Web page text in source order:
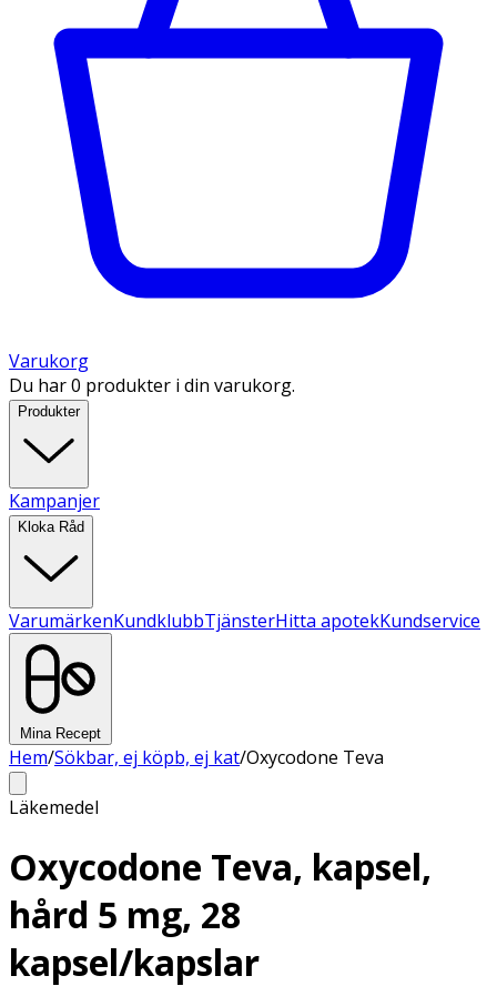
Varukorg
Du har 0 produkter i din varukorg.
Produkter
Kampanjer
Kloka Råd
VarumärkenKundklubbTjänsterHitta apotekKundservice
Mina Recept
Hem/Sökbar, ej köpb, ej kat/Oxycodone Teva
Läkemedel
Oxycodone Teva, kapsel,
hård 5 mg, 28
kapsel/kapslar